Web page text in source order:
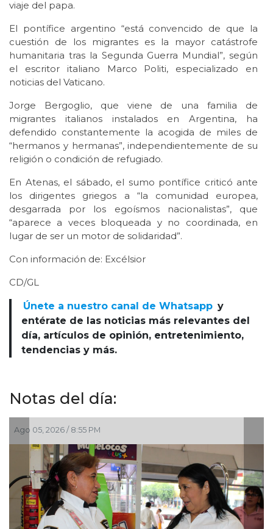
viaje del papa.
El pontífice argentino “está convencido de que la
cuestión de los migrantes es la mayor catástrofe
humanitaria tras la Segunda Guerra Mundial”, según
el escritor italiano Marco Politi, especializado en
noticias del Vaticano.
Jorge Bergoglio, que viene de una familia de
migrantes italianos instalados en Argentina, ha
defendido constantemente la acogida de miles de
“hermanos y hermanas”, independientemente de su
religión o condición de refugiado.
En Atenas, el sábado, el sumo pontífice criticó ante
los dirigentes griegos a “la comunidad europea,
desgarrada por los egoísmos nacionalistas”, que
“aparece a veces bloqueada y no coordinada, en
lugar de ser un motor de solidaridad”.
Con información de: Excélsior
CD/GL
Únete a nuestro canal de Whatsapp y
entérate de las noticias más relevantes del
día, artículos de opinión, entretenimiento,
tendencias y más.
Notas del día:
Ago 05, 2026 / 2:23 PM